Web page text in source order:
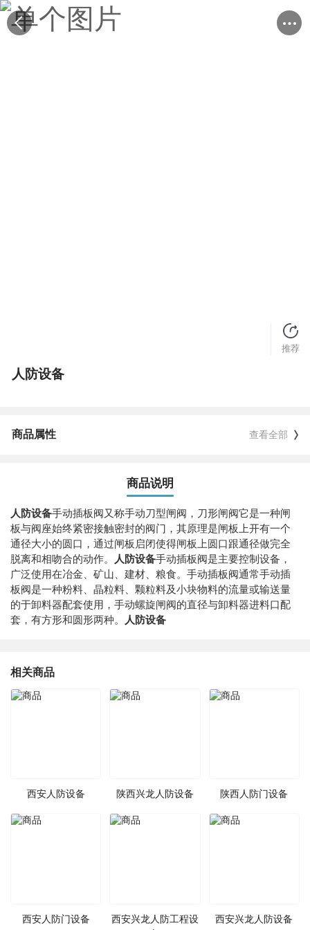
推荐
人防设备
商品属性 查看全部
商品说明
人防设备手动插板阀又称手动刀型闸阀，刀形闸阀它是一种闸
板与阀座始终紧密接触密封的阀门，其原理是闸板上开有一个
通径大小的圆口，通过闸板启闭使得闸板上圆口跟通径做完全
脱离和相吻合的动作。 人防设备手动插板阀是主要控制设备，
广泛使用在冶金、矿山、建材、粮食。手动插板阀通常手动插
板阀是一种粉料、晶粒料、颗粒料及小块物料的流量或输送量
的于卸料器配套使用，手动螺旋闸阀的直径与卸料器进料口配
套，有方形和圆形两种。 人防设备
相关商品
西安人防设备 陕西兴龙人防设备 陕西人防门设备
西安人防门设备
西安兴龙人防工程设
西安兴龙人防设备